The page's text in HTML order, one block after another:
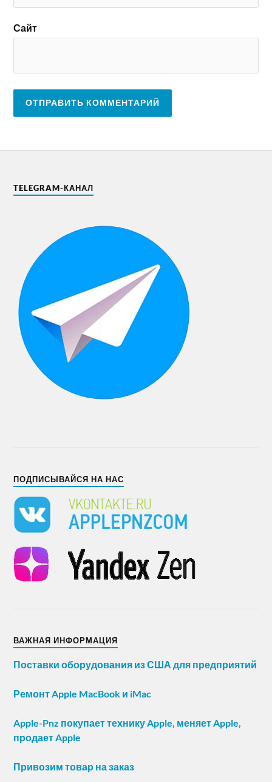
Сайт
TELEGRAM-КАНАЛ
ПОДПИСЫВАЙСЯ НА НАС
ВАЖНАЯ ИНФОРМАЦИЯ
Поставки оборудования из США для предприятий
Ремонт Apple MacBook и iMac
Apple-Pnz покупает технику Apple, меняет Apple,
продает Apple
Привозим товар на заказ